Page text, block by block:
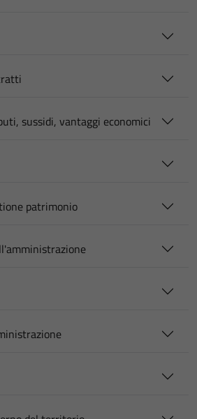
sussidi, vantaggi economici
patrimonio